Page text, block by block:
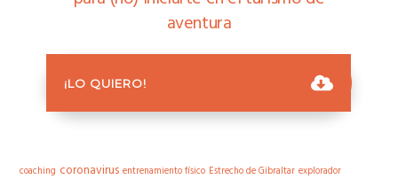
aventura
¡LO QUIERO!
alma salvaje alpes aventura cambio climático cami de cavalls
coaching coronavirus entrenamiento físico Estrecho de Gibraltar explorador